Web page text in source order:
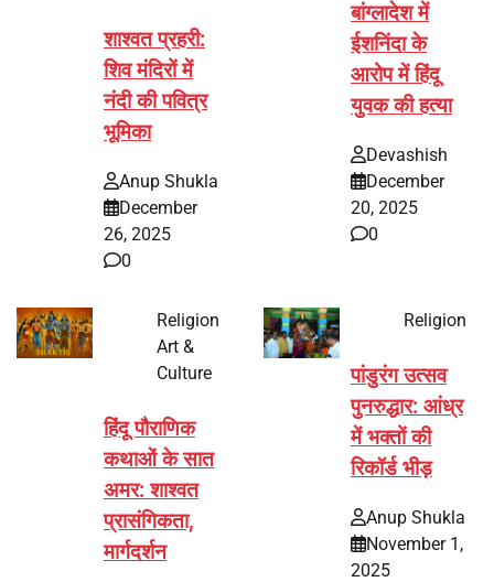
शाश्वत प्रहरी:
शिव मंदिरों में
नंदी की पवित्र
भूमिका
Anup Shukla
December
26, 2025
0
बांग्लादेश में
ईशनिंदा के
आरोप में हिंदू
युवक की हत्या
Devashish
December
20, 2025
0
Religion
Art &
Culture
हिंदू पौराणिक
कथाओं के सात
अमर: शाश्वत
प्रासंगिकता,
मार्गदर्शन
Religion
पांडुरंग उत्सव
पुनरुद्धार: आंध्र
में भक्तों की
रिकॉर्ड भीड़
Anup Shukla
November 1,
2025